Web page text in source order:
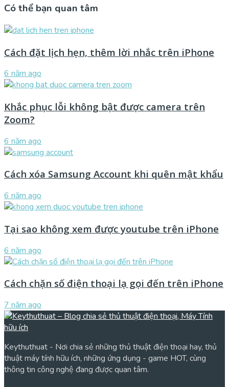
Có thể bạn quan tâm
Cách đặt lịch hẹn, thêm lời nhắc trên iPhone
6 năm ago
Khắc phục lỗi không bật được camera trên
Zoom?
6 năm ago
Cách xóa Samsung Account khi quên mật khẩu
6 năm ago
Tại sao không xem được youtube trên iPhone
6 năm ago
Cách chặn số điện thoại lạ gọi đến trên iPhone
7 năm ago
Keythuthuat - Nơi chia sẻ những thủ thuật điện thoại hay, thủ
thuật máy tính hữu ích, những ứng dụng - game HOT, cùng
thông tin công nghệ đang được quan tâm.